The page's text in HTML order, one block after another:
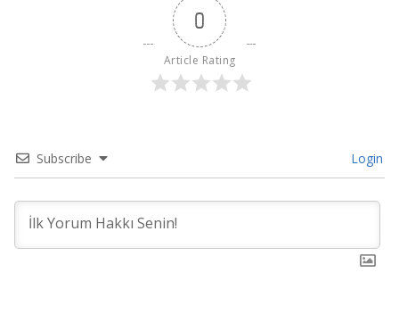
0
Article Rating
Subscribe Login